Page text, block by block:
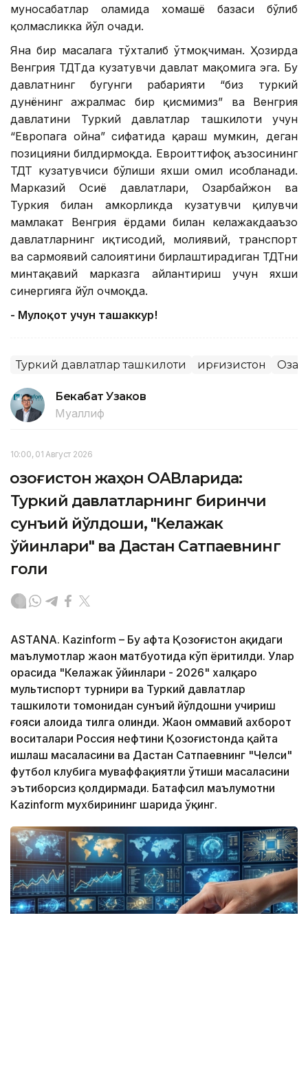
муносабатлар оламида хомашё базаси бўлиб
қолмасликка йўл очади.
Яна бир масалага тўхталиб ўтмоқчиман. Ҳозирда
Венгрия ТДТда кузатувчи давлат мақомига эга. Бу
давлатнинг бугунги раҳбарияти “биз туркий
дунёнинг ажралмас бир қисмимиз” ва Венгрия
давлатини Туркий давлатлар ташкилоти учун
“Европага ойна” сифатида қараш мумкин, деган
позицияни билдирмоқда. Евроиттифоқ аъзосининг
ТДТ кузатувчиси бўлиши яхши омил ҳисобланади.
Марказий Осиё давлатлари, Озарбайжон ва
Туркия билан ҳамкорликда кузатувчи қилувчи
мамлакат Венгрия ёрдами билан келажакдааъзо
давлатларнинг иқтисодий, молиявий, транспорт
ва сармоявий салоҳиятини бирлаштирадиган ТДТни
минтақавий марказга айлантириш учун яхши
синергияга йўл очмоқда.
- Мулоқот учун ташаккур!
Туркий давлатлар ташкилоти Қирғизистон
Бекабат Узаков
Муаллиф
10:00, 01 Август 2026
Қозоғистон жаҳон ОАВларида:
Туркий давлатларнинг биринчи
сунъий йўлдоши, "Келажак
ўйинлари" ва Дастан Сатпаевнинг
голи
ASTANА. Кazinform – Бу ҳафта Қозоғистон ҳақидаги
маълумотлар жаҳон матбуотида кўп ёритилди. Улар
орасида "Келажак ўйинлари - 2026" халқаро
мультиспорт турнири ва Туркий давлатлар
ташкилоти томонидан сунъий йўлдошни учириш
ғояси алоҳида тилга олинди. Жаҳон оммавий ахборот
воситалари Россия нефтини Қозоғистонда қайта
ишлаш масаласини ва Дастан Сатпаевнинг "Челси"
футбол клубига муваффақиятли ўтиши масаласини
эътиборсиз қолдирмади. Батафсил маълумотни
Кazinform мухбирининг шарҳида ўқинг.